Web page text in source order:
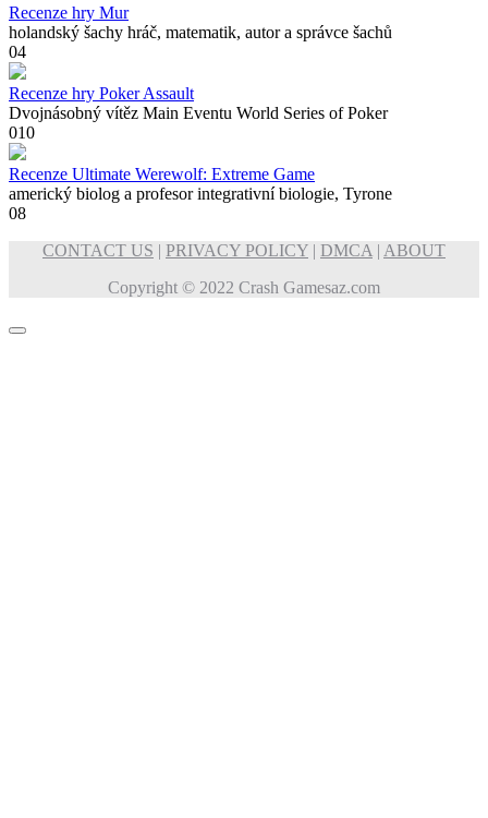
Recenze hry Mur
holandský šachy hráč, matematik, autor a správce šachů
04
Recenze hry Poker Assault
Dvojnásobný vítěz Main Eventu World Series of Poker
010
Recenze Ultimate Werewolf: Extreme Game
americký biolog a profesor integrativní biologie, Tyrone
08
CONTACT US | PRIVACY POLICY | DMCA | ABOUT
Copyright © 2022 Crash Gamesaz.com